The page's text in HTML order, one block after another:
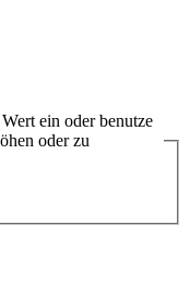
ein oder benutze
oder zu